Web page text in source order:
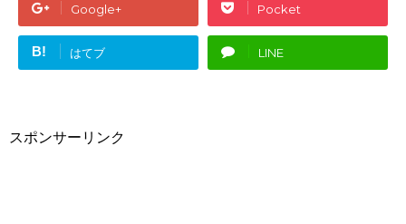
Google+ Pocket
B! はてブ LINE
スポンサーリンク